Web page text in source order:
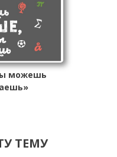
можешь
ТЕМУ